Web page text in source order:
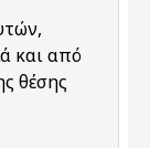
και από
θέσης